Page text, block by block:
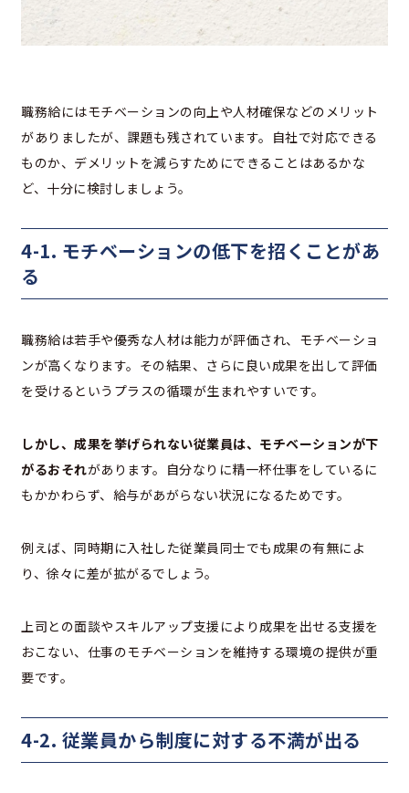
職務給にはモチベーションの向上や人材確保などのメリット
がありましたが、課題も残されています。自社で対応できる
ものか、デメリットを減らすためにできることはあるかな
ど、十分に検討しましょう。
4-1. モチベーションの低下を招くことがあ
る
職務給は若手や優秀な人材は能力が評価され、モチベーショ
ンが高くなります。その結果、さらに良い成果を出して評価
を受けるというプラスの循環が生まれやすいです。
しかし、成果を挙げられない従業員は、モチベーションが下
がるおそれがあります。自分なりに精一杯仕事をしているに
もかかわらず、給与があがらない状況になるためです。
例えば、同時期に入社した従業員同士でも成果の有無によ
り、徐々に差が拡がるでしょう。
上司との面談やスキルアップ支援により成果を出せる支援を
おこない、仕事のモチベーションを維持する環境の提供が重
要です。
4-2. 従業員から制度に対する不満が出る